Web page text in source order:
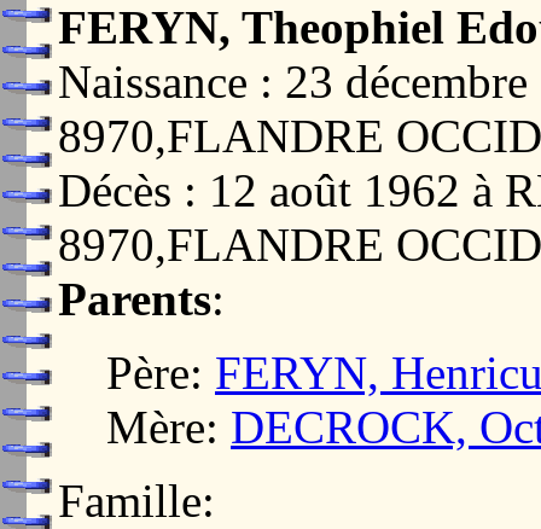
FERYN, Theophiel
Naissance : 23
8970,FLANDRE
Décès : 12 août 1962 à
8970,FLANDRE
Parents:
Père: FERYN,
Mère: DECROCK,
Famille: